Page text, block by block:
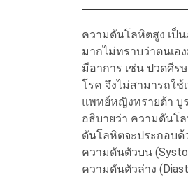
ความดันโลหิตสูง เป็
มากไม่ทราบว่าตนเอ
มีอาการ เช่น ปวดศีร
โรค จึงไม่สามารถใช้
แพทย์หญิงทรายด้า บู
อธิบายว่า ความดันโ
ดันโลหิตจะประกอบด้
ความดันตัวบน
ความดันตัวล่าง